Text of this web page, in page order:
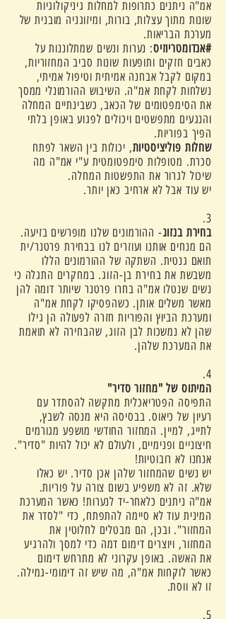
אמ"ה ניתנים כתרופות למחלות גיניקולוגיות
שונות מתוך עצלות, בורות, ומיזוגניה מובנית של
מערכת הבריאות.
#אנדומטריוזיס: נערות ונשים שמתלוננות על
כאבים חזקים ותופעות שונות סביב המחזוריות,
במקום לקבל אבחנה אמיתית וטיפול אמיתי,
נשלחות לקחת אמ"ה. השיבוש ההורמונלי ממסך
את הסימפטומים של הכאב, כשבינתיים המחלה
והנגעים מתפשטים ויכולים לפגוע באופן בלתי
הפיך בפוריות.
שחלות פוליציסטיות, יכולות בין השאר לפתח
סכרת. מטופלות סימפטומטית ע"י אמ"ה מה
שיכול לגרור את התפשטות המחלה.
יש עוד אבל לא ארחיב כאן יותר.
3.
בחירת בנזוג- ההורמונים שלנו מופרשים בזיעה.
הם מנחים אותנו ועוזרים לנו בבחירת פרטנר/ית
תואם גנטית. השתקה של ההורמונים הללו
משבשת את בחירת בן-הזוג. במחקרים התגלה כי
נשים שנטלו אמ"ה בחרו פרטנר שיותר דומה להן
מאשר משלים אותן. כשהפסיקו לקחת אמ"ה
ומערכת הביוץ והפוריות חזרה לפעולה הן גילו
שהן לא נמשכות לבן הזוג, שהבחירה לא תואמת
את המערכת שלהן.
4.
המיתוס של "מחזור סדיר"
התפיסה הפטריאכלית מתקשה להסתדר עם
רעיון של כיאוס. בבסיסה היא מנסה לשבץ,
לתייג, למיין. המחזור החודשי מושפע מגורמים
חיצוניים ופנימיים, ולעולם לא יכול להיות "סדיר".
אנחנו לא רובוטיות!
יש נשים שהמחזור שלהן אכן סדיר. יש כאלו
שלא. זה לא משפיע בשום צורה על פוריות.
אמ"ה ניתנים כלאחר-יד לנערות! כאשר המערכת
המינית עוד לא סיימה להתפתח, כדי "לסדר את
המחזור". ובכן, הם מבטלים לחלוטין את
המחזור, ויוצרים דימום דמה כדי למסך ולהרגיע
את האשה. באופן עקרוני לא מתרחש דימום
כאשר לוקחות אמ"ה, מה שיש זה דימומי-גמילה.
זו לא ווסת.
5.